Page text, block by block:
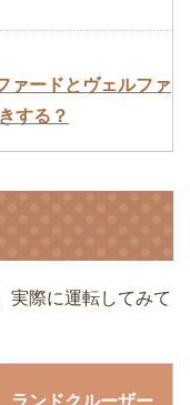
ァードとヴェルファ
する？
実際に運転してみて
ランドクルーザー